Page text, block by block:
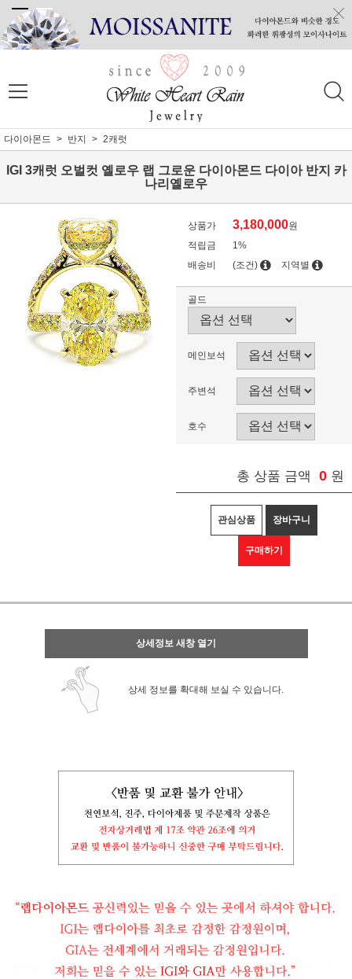
다이아몬드 반지 2캐럿
IGI 3캐럿 오벌컷 옐로우 랩 그로운 다이아몬드 다이아 반지 카
나리옐로우
상품가 3,180,000원
적립금
1%
배송비
(조건) 지역별
골드
메인보석
주변석
호수
총 상품 금액 0 원
관심상품 장바구니
구매하기
상세정보 새창 열기
상세 정보를 확대해 보실 수 있습니다.